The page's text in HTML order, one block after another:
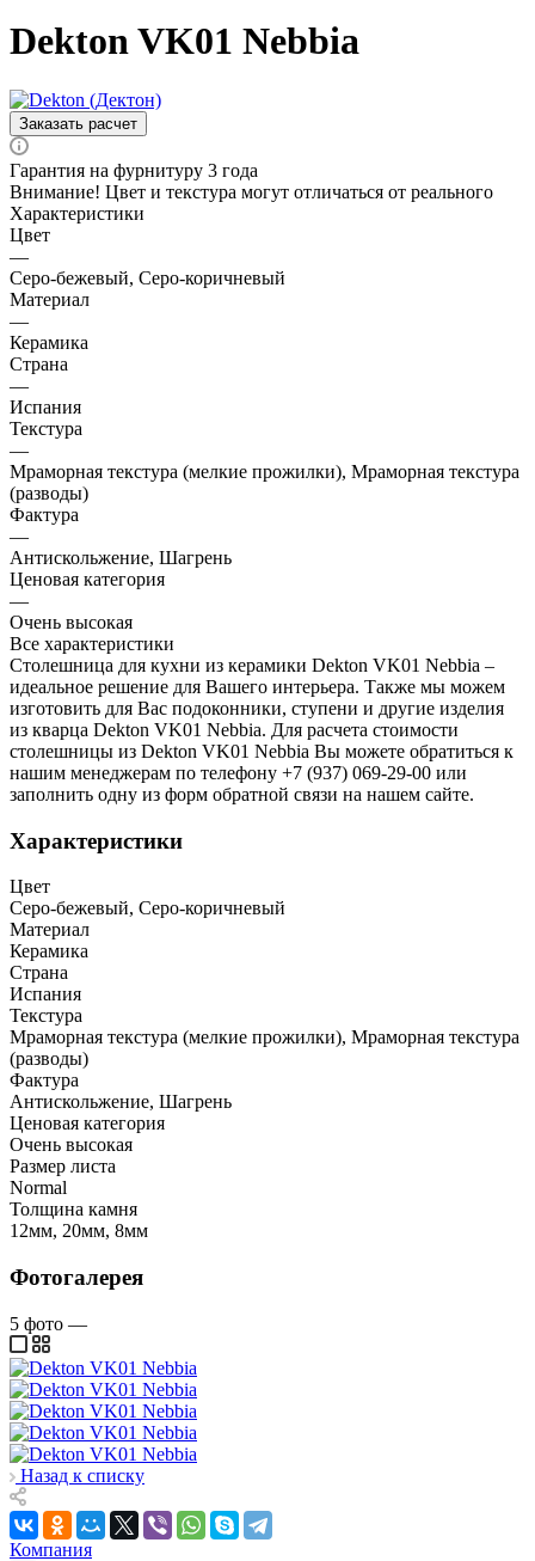
Dekton VK01 Nebbia
Заказать расчет
Гарантия на фурнитуру 3 года
Внимание! Цвет и текстура могут отличаться от реального
Характеристики
Цвет
—
Серо-бежевый, Серо-коричневый
Материал
—
Керамика
Страна
—
Испания
Текстура
—
Мраморная текстура (мелкие прожилки), Мраморная текстура
(разводы)
Фактура
—
Антискольжение, Шагрень
Ценовая категория
—
Очень высокая
Все характеристики
Столешница для кухни из керамики Dekton VK01 Nebbia –
идеальное решение для Вашего интерьера. Также мы можем
изготовить для Вас подоконники, ступени и другие изделия
из кварца Dekton VK01 Nebbia. Для расчета стоимости
столешницы из Dekton VK01 Nebbia Вы можете обратиться к
нашим менеджерам по телефону +7 (937) 069-29-00 или
заполнить одну из форм обратной связи на нашем сайте.
Характеристики
Цвет
Серо-бежевый, Серо-коричневый
Материал
Керамика
Страна
Испания
Текстура
Мраморная текстура (мелкие прожилки), Мраморная текстура
(разводы)
Фактура
Антискольжение, Шагрень
Ценовая категория
Очень высокая
Размер листа
Normal
Толщина камня
12мм, 20мм, 8мм
Фотогалерея
5 фото —
Назад к списку
Компания